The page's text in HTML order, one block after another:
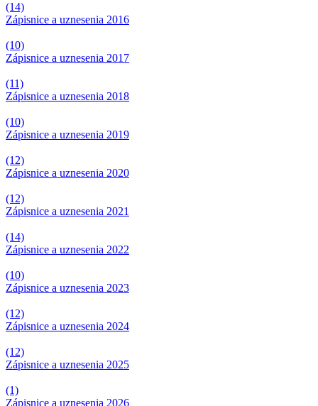
(14)
Zápisnice a uznesenia 2016
(10)
Zápisnice a uznesenia 2017
(11)
Zápisnice a uznesenia 2018
(10)
Zápisnice a uznesenia 2019
(12)
Zápisnice a uznesenia 2020
(12)
Zápisnice a uznesenia 2021
(14)
Zápisnice a uznesenia 2022
(10)
Zápisnice a uznesenia 2023
(12)
Zápisnice a uznesenia 2024
(12)
Zápisnice a uznesenia 2025
(1)
Zápisnice a uznesenia 2026